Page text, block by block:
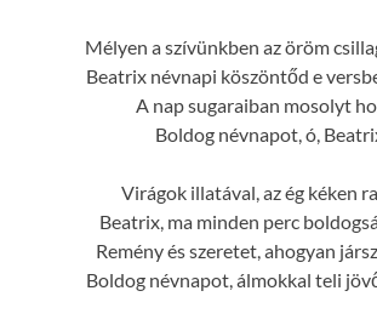
Mélyen a szívünkben az öröm
Beatrix névnapi köszöntőd e
A nap sugaraiban mosolyt
Boldog névnapot, ó,
Virágok illatával, az ég kéken
Beatrix, ma minden perc
Remény és szeretet, ahogyan
Boldog névnapot, álmokkal teli